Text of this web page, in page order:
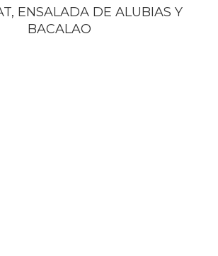
ENSALADA DE ALUBIAS Y
BACALAO